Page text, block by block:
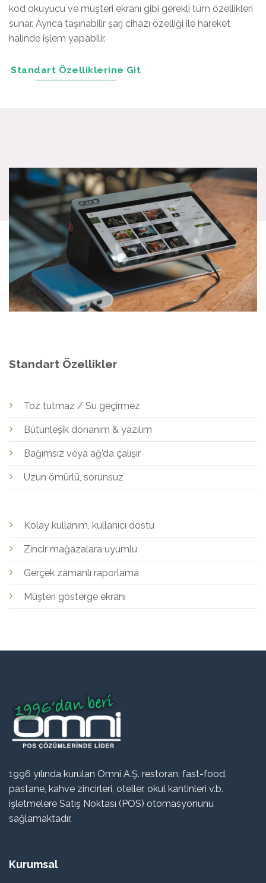
kod okuyucu ve müşteri ekranı gibi gerekli tüm özellikleri
sunar. Ayrıca taşınabilir şarj cihazı özelliği ile hareket
halinde işlem yapabilir.
Standart Özelliklerine Git
Standart Özellikler
Toz tutmaz / Su geçirmez
Bütünleşik donanım & yazılım
Bağımsız veya ağ’da çalışır
Uzun ömürlü, sorunsuz
Kolay kullanım, kullanıcı dostu
Zincir mağazalara uyumlu
Gerçek zamanlı raporlama
Müşteri gösterge ekranı
1996 yılında kurulan Omni A.Ş. restoran, fast-food,
pastane, kahve zincirleri, oteller, okul kantinleri v.b.
işletmelere Satış Noktası (POS) otomasyonunu
sağlamaktadır.
Kurumsal